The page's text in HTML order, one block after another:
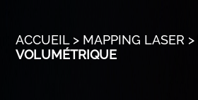
ACCUEIL> MAPPING LASER >
VOLUMÉTRIQUE